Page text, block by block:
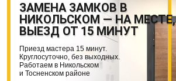
ЗАМЕНА ЗАМКОВ В
НИКОЛЬСКОМ — НА МЕСТЕ,
ВЫЕЗД ОТ 15 МИНУТ
Приезд мастера 15 минут.
Круглосуточно, без выходных.
Работаем в Никольском
и Тосненском районе